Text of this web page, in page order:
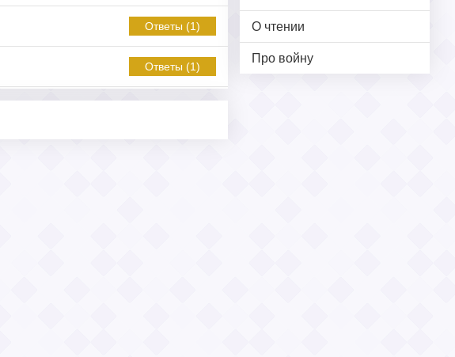
О чтении
Про войну
Ответы (1)
Ответы (1)